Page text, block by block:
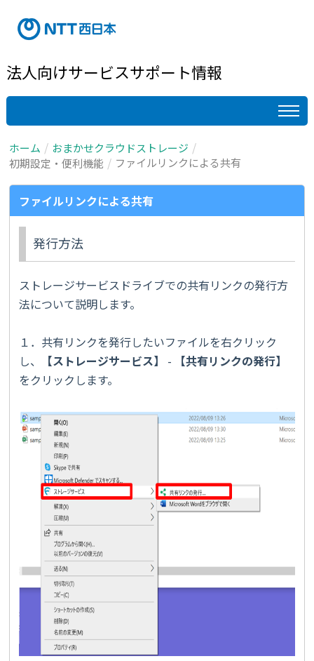
法人向けサービスサポート情報
ホーム
おまかせクラウドストレージ
初期設定・便利機能
ファイルリンクによる共有
ファイルリンクによる共有
発行方法
ストレージサービスドライブでの共有リンクの発行方
法について説明します。
１．共有リンクを発行したいファイルを右クリック
し、
【ストレージサービス】 - 【共有リンクの発行】
をクリックします。